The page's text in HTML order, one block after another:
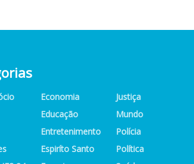
Economia
Educação
Entretenimento
Espiríto Santo
Justiça
Mundo
Polícia
Política